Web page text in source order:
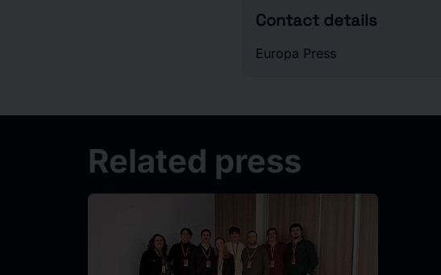
Contact details
Europa Press
Related press